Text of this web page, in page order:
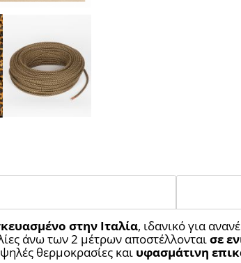
στην Ιταλία, ιδανικό για
άνω των 2 μέτρων αποστέλλονται σε
θερμοκρασίες και υφασμάτινη